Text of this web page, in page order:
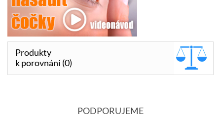
Produkty
k porovnání (0)
PODPORUJEME